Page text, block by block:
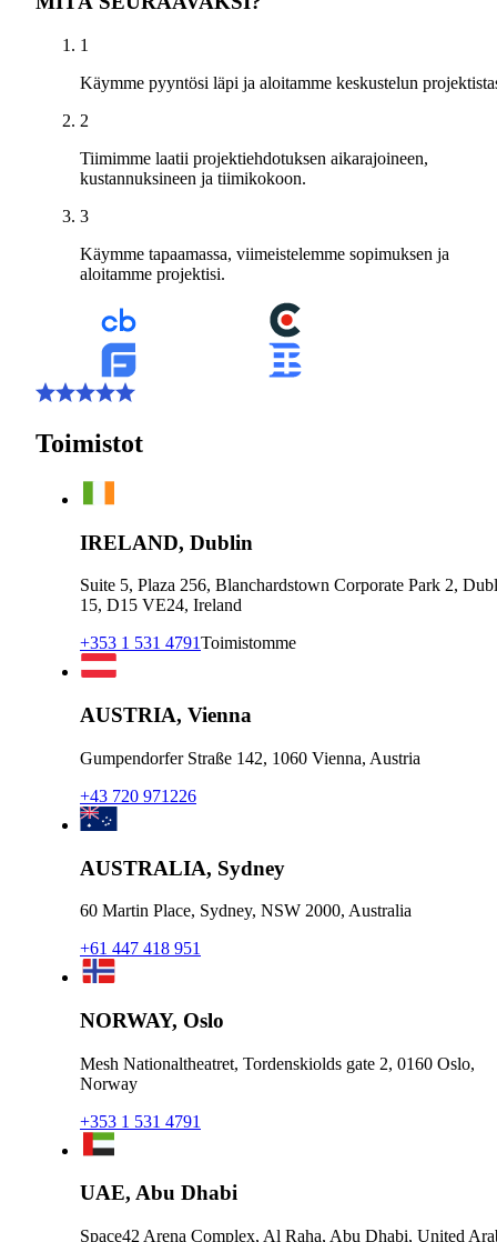
1
Käymme pyyntösi läpi ja aloitamme keskustelun
2
Tiimimme laatii projektiehdotuksen aikarajoineen,
kustannuksineen ja tiimikokoon.
3
Käymme tapaamassa, viimeistelemme sopimuksen ja
aloitamme projektisi.
Toimistot
IRELAND, Dublin
Suite 5, Plaza 256, Blanchardstown Corporate Park 2,
15, D15 VE24, Ireland
+353 1 531 4791Toimistomme
AUSTRIA, Vienna
Gumpendorfer Straße 142, 1060 Vienna, Austria
+43 720 971226
AUSTRALIA, Sydney
60 Martin Place, Sydney, NSW 2000, Australia
+61 447 418 951
NORWAY, Oslo
Mesh Nationaltheatret, Tordenskiolds gate 2, 0160 Oslo,
Norway
+353 1 531 4791
UAE, Abu Dhabi
Space42 Arena Complex, Al Raha, Abu Dhabi, United